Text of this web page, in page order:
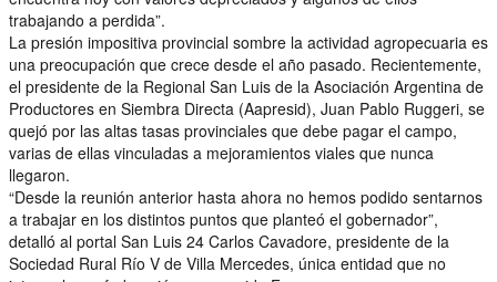
trabajando a perdida”.
La presión impositiva provincial sombre la actividad agropecuaria es
una preocupación que crece desde el año pasado. Recientemente,
el presidente de la Regional San Luis de la Asociación Argentina de
Productores en Siembra Directa (Aapresid), Juan Pablo Ruggeri, se
quejó por las altas tasas provinciales que debe pagar el campo,
varias de ellas vinculadas a mejoramientos viales que nunca
llegaron.
“Desde la reunión anterior hasta ahora no hemos podido sentarnos
a trabajar en los distintos puntos que planteó el gobernador”,
detalló al portal San Luis 24 Carlos Cavadore, presidente de la
Sociedad Rural Río V de Villa Mercedes, única entidad que no